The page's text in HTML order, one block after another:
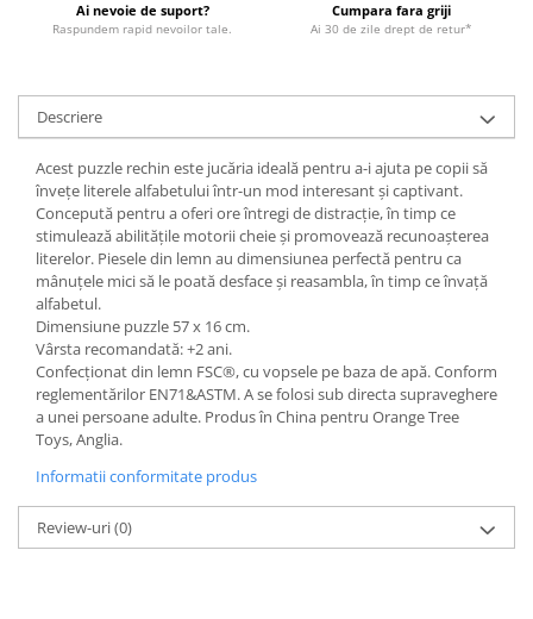
Ai nevoie de suport?
Raspundem rapid nevoilor tale.
Cumpara fara griji
Ai 30 de zile drept de retur*
Descriere
Acest puzzle rechin este jucăria ideală pentru a-i ajuta pe copii să
învețe literele alfabetului într-un mod interesant și captivant.
Concepută pentru a oferi ore întregi de distracție, în timp ce
stimulează abilitățile motorii cheie și promovează recunoașterea
literelor. Piesele din lemn au dimensiunea perfectă pentru ca
mânuțele mici să le poată desface și reasambla, în timp ce învață
alfabetul.
Dimensiune puzzle 57 x 16 cm.
Vârsta recomandată: +2 ani.
Confecționat din lemn FSC®, cu vopsele pe baza de apă. Conform
reglementărilor EN71&ASTM. A se folosi sub directa supraveghere
a unei persoane adulte. Produs în China pentru Orange Tree
Toys, Anglia.
Informatii conformitate produs
Review-uri(0)